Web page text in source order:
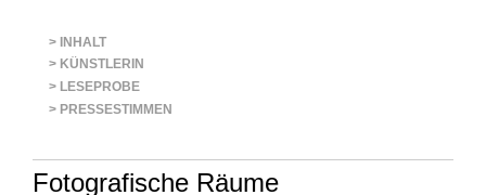
> INHALT
> KÜNSTLERIN
> LESEPROBE
> PRESSESTIMMEN
Fotografische Räume